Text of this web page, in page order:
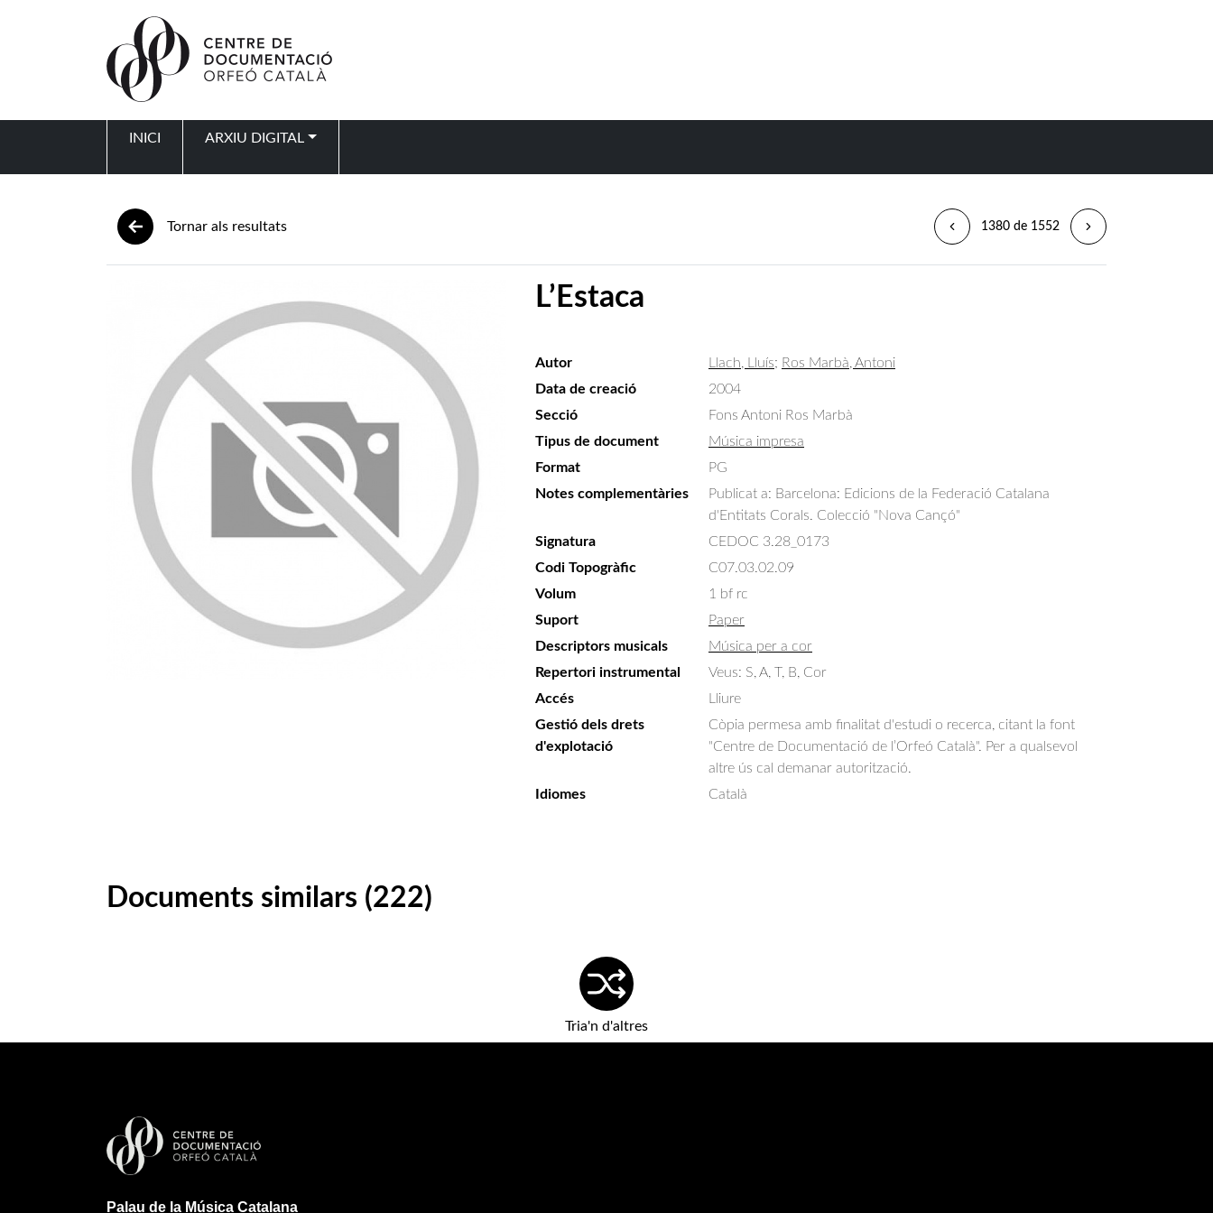
INICI ARXIU DIGITAL
Tornar als resultats 1380 de 1552
L’Estaca
Autor Llach, Lluís; Ros Marbà, Antoni
Data de creació
2004
Secció
Fons Antoni Ros Marbà
Tipus de document
Música impresa
Format
PG
Notes complementàries
Publicat a: Barcelona: Edicions de la Federació Catalana
d'Entitats Corals. Colecció "Nova Cançó"
Signatura
CEDOC 3.28_0173
Codi Topogràfic
C07.03.02.09
Volum
1 bf rc
Suport
Paper
Descriptors musicals
Música per a cor
Repertori instrumental
Veus: S, A, T, B, Cor
Accés
Lliure
Gestió dels drets
d'explotació
Còpia permesa amb finalitat d'estudi o recerca, citant la font
"Centre de Documentació de l’Orfeó Català". Per a qualsevol
altre ús cal demanar autorització.
Idiomes
Català
Documents similars (222)
Tria'n d'altres
Palau de la Música Catalana